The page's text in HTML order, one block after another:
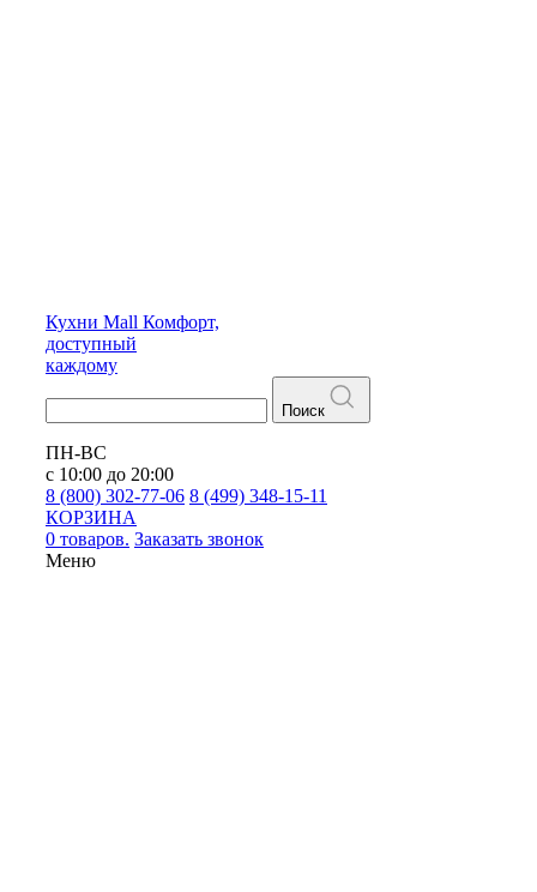
Кухни Mall Комфорт,
доступный
каждому
Поиск
ПН-ВС
с 10:00 до 20:00
8 (800) 302-77-06 8 (499) 348-15-11
КОРЗИНА
0 товаров. Заказать звонок
Меню